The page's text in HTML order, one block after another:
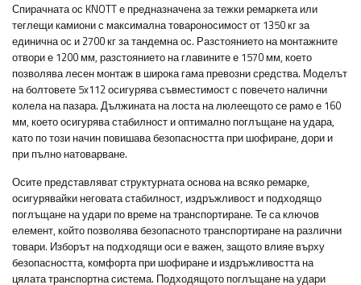
Спирачната ос KNOTT е предназначена за тежки ремаркета или
теглещи камиони с максимална товароносимост от 1350 кг за
единична ос и 2700 кг за тандемна ос. Разстоянието на монтажните
отвори е 1200 мм, разстоянието на главините е 1570 мм, което
позволява лесен монтаж в широка гама превозни средства. Моделът
на болтовете 5x112 осигурява съвместимост с повечето налични
колела на пазара. Дължината на лоста на люлеещото се рамо е 160
мм, което осигурява стабилност и оптимално поглъщане на удара,
като по този начин повишава безопасността при шофиране, дори и
при пълно натоварване.
Осите представляват структурната основа на всяко ремарке,
осигурявайки неговата стабилност, издръжливост и подходящо
поглъщане на удари по време на транспортиране. Те са ключов
елемент, който позволява безопасното транспортиране на различни
товари. Изборът на подходящи оси е важен, защото влияе върху
безопасността, комфорта при шофиране и издръжливостта на
цялата транспортна система. Подходящото поглъщане на удари